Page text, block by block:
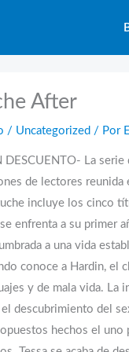
After
/ Uncategorized / Por
DESCUENTO- La serie
de lectores reunida
incluye los cinco
enfrenta a su primer
a una vida
conoce a Hardin, el
y de mala vida. La
el descubrimiento del
hechos el uno